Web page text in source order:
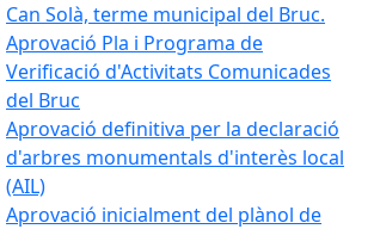
Can Solà, terme municipal del Bruc.
Aprovació Pla i Programa de
Verificació d'Activitats Comunicades
del Bruc
Aprovació definitiva per la declaració
d'arbres monumentals d'interès local
(AIL)
Aprovació inicialment del plànol de